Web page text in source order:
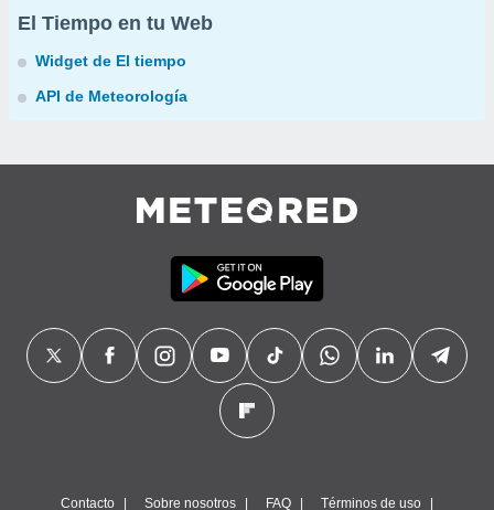
El Tiempo en tu Web
Widget de El tiempo
API de Meteorología
Contacto Sobre nosotros FAQ Términos de uso